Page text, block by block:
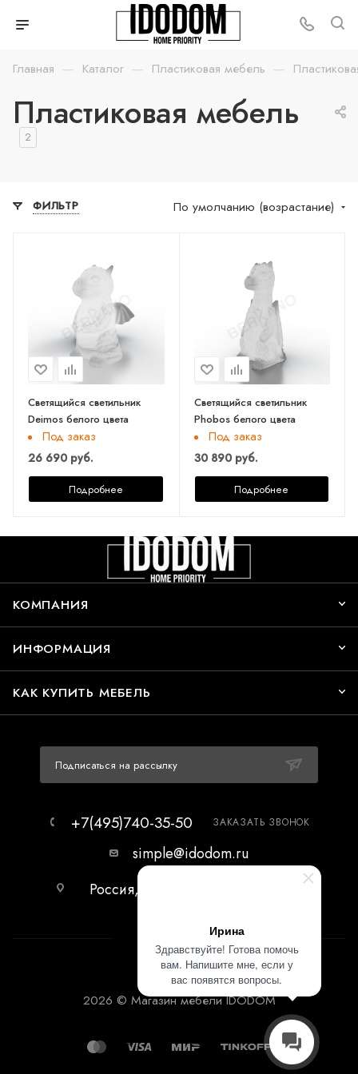
Ирина
Здравствуйте! Готова помочь
вам. Напишите мне, если у
вас появятся вопросы.
Главная — Каталог — Пластиковая мебель —
Пластиковая мебель
2
ФИЛЬТР По умолчанию (возрастание)
Светящийся светильник
Deimos белого цвета
Под заказ
26 690 руб.
Подробнее
Светящийся светильник
Phobos белого цвета
Под заказ
30 890 руб.
Подробнее
КОМПАНИЯ
ИНФОРМАЦИЯ
КАК КУПИТЬ МЕБЕЛЬ
Подписаться на рассылку
+7(495)740-35-50 ЗАКАЗАТЬ ЗВОНОК
simple@idodom.ru
Россия, г.Москва, МЦ Гранд-2,
2026 © Магазин мебели IDODOM